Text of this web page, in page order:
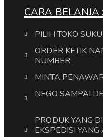
CARA BELANJA :
PILIH TOKO
ORDER KETIK
NUMBER
MINTA
NEGO SAMPAI
PRODUK YANG
EKSPEDISI